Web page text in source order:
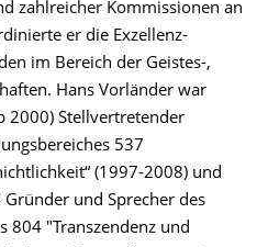
zahlreicher Kommissionen an
er die Exzellenz-
im Bereich der Geistes-,
Hans Vorländer war
2000) Stellvertretender
537
(1997-2008) und
und Sprecher des
804 "Transzendenz und